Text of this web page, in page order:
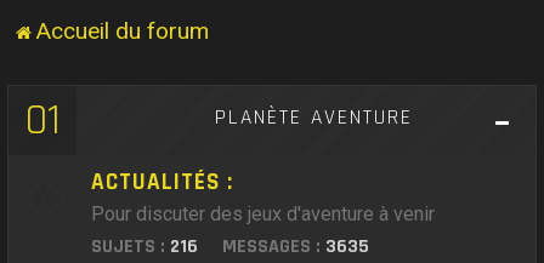
Accueil du forum
01 PLANÈTE AVENTURE
ACTUALITÉS :
Pour discuter des jeux d'aventure à venir
SUJETS : 216 MESSAGES : 3635